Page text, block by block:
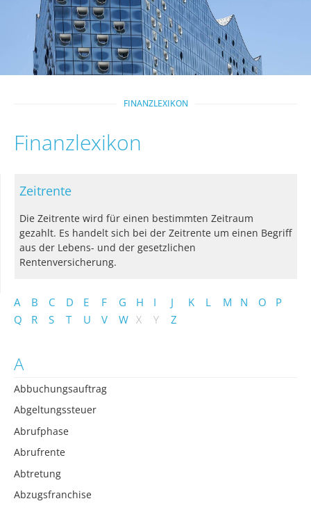
FINANZLEXIKON
Finanzlexikon
A B C D E F G H I J K L M N O
P
Q
R S T U V W X Y Z
A
Abbuchungsauftrag
Abgeltungssteuer
Abrufphase
Abrufrente
Abtretung
Abzugsfranchise
Zeitrente
Die Zeitrente wird für einen bestimmten Zeitraum
gezahlt. Es handelt sich bei der Zeitrente um einen Begriff
aus der Lebens- und der gesetzlichen
Rentenversicherung.